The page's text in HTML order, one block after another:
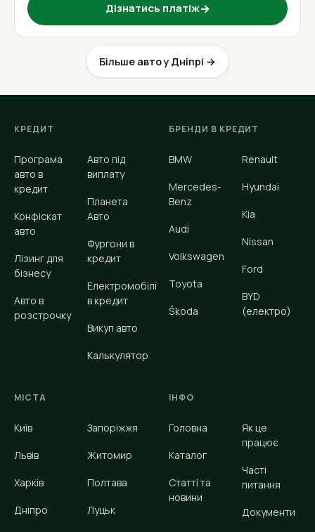
Дізнатись платіж→
Більше авто у Дніпрі →
КРЕДИТ
Програма
авто в
кредит
Конфіскат
авто
Лізинг для
бізнесу
Авто в
розстрочку
Авто під
виплату
Планета
Авто
Фургони в
кредит
Електромобілі
в кредит
Викуп авто
Калькулятор
БРЕНДИ В КРЕДИТ
BMW
Mercedes-
Benz
Audi
Volkswagen
Toyota
Škoda
Renault
Hyundai
Kia
Nissan
Ford
BYD
(електро)
МІСТА
Київ
Львів
Харків
Дніпро
Запоріжжя
Житомир
Полтава
Луцьк
ІНФО
Головна
Каталог
Статті та
новини
Як це
працює
Часті
питання
Документи